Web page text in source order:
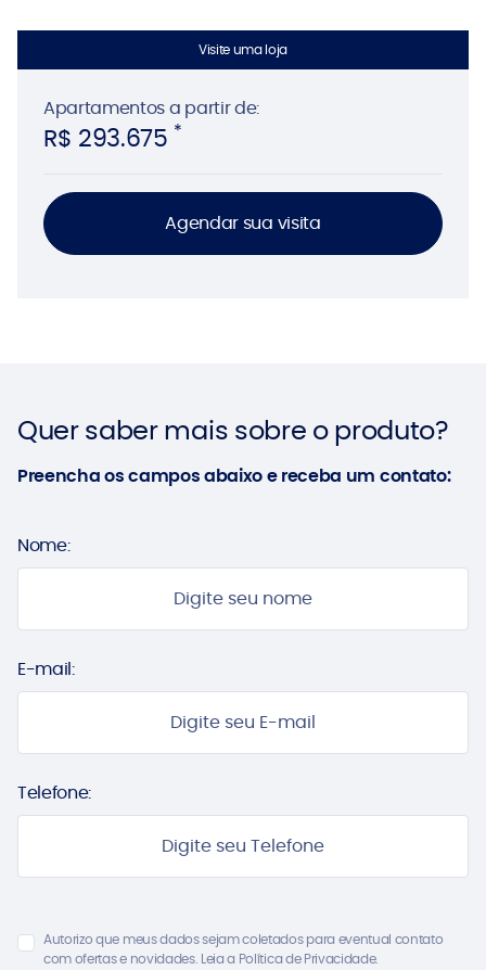
Visite uma loja
Apartamentosa partir de:
R$ 293.675 *
Agendar sua visita
Quer saber mais sobre o produto?
Preencha os campos abaixo e receba um contato:
Nome:
E-mail:
Telefone:
Autorizo que meus dados sejam coletados para eventual contato
com ofertas e novidades. Leia a Política de Privacidade.